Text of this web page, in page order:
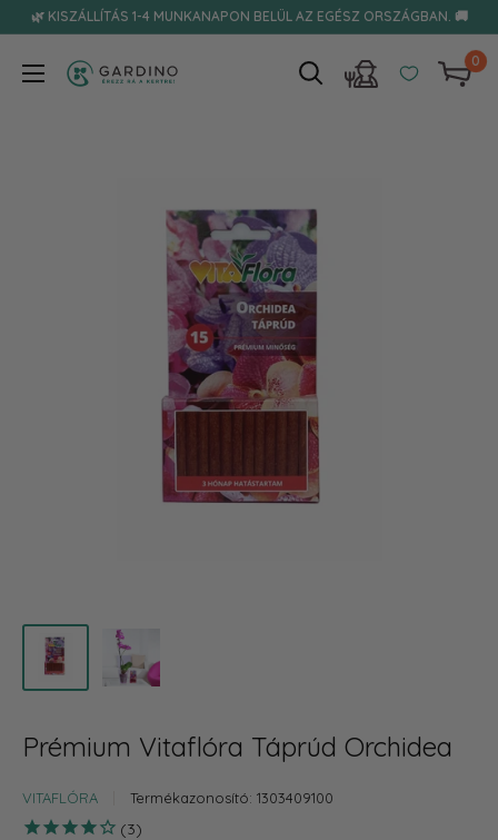
Tovább🌿 KISZÁLLÍTÁS 1-4 MUNKANAPON BELÜL AZ EGÉSZ ORSZÁGBAN. 🚚
Gardino
0
Prémium Vitaflóra Táprúd Orchidea
VITAFLÓRA Termékazonosító: 1303409100
3